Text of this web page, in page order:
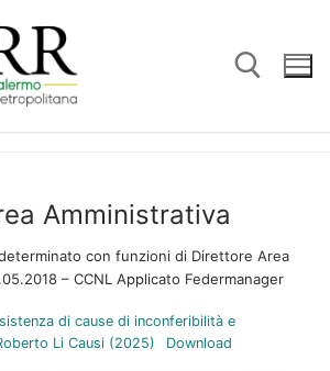
Amministrativa
con funzioni di Direttore Area
– CCNL Applicato Federmanager
di cause di inconferibilità e
Li Causi (2025)
Download